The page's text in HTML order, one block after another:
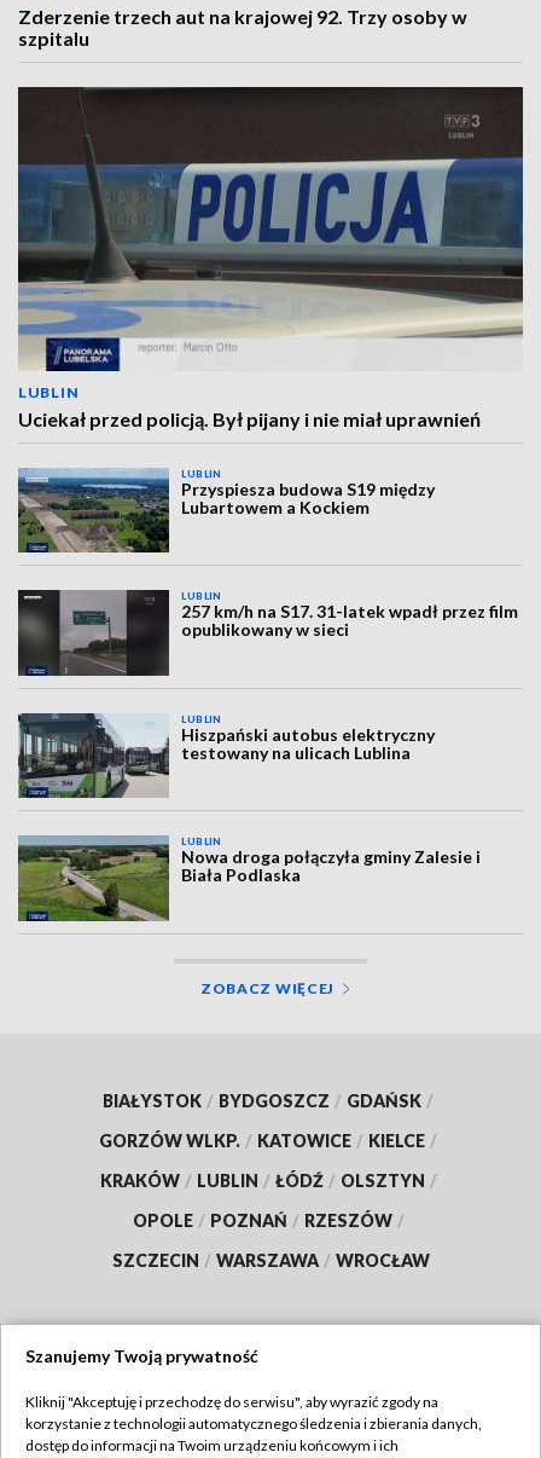
Zderzenie trzech aut na krajowej 92. Trzy osoby w
szpitalu
LUBLIN
Uciekał przed policją. Był pijany i nie miał uprawnień
LUBLIN
Przyspiesza budowa S19 między
Lubartowem a Kockiem
LUBLIN
257 km/h na S17. 31-latek wpadł przez film
opublikowany w sieci
LUBLIN
Hiszpański autobus elektryczny
testowany na ulicach Lublina
LUBLIN
Nowa droga połączyła gminy Zalesie i
Biała Podlaska
ZOBACZ WIĘCEJ
BIAŁYSTOK / BYDGOSZCZ / GDAŃSK /
GORZÓW WLKP. / KATOWICE / KIELCE /
KRAKÓW / LUBLIN / ŁÓDŹ / OLSZTYN /
OPOLE / POZNAŃ / RZESZÓW /
SZCZECIN / WARSZAWA / WROCŁAW
TVP
Szanujemy Twoją prywatność
Kliknij "Akceptuję i przechodzę do serwisu", aby wyrazić zgody na
korzystanie z technologii automatycznego śledzenia i zbierania danych,
dostęp do informacji na Twoim urządzeniu końcowym i ich